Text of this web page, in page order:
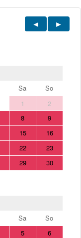
Sa
So
1
2
8
9
15
16
22
23
29
30
Sa
So
5
6